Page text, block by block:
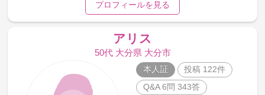
プロフィールを見る
アリス
50代 大分県 大分市
本人証
投稿 122件
Q&A 6問 343答